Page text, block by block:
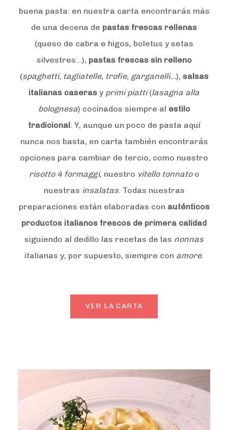
buena pasta: en nuestra carta encontrarás más
de una decena de pastas frescas rellenas
(queso de cabra e higos, boletus y setas
silvestres…), pastas frescas sin relleno
(spaghetti, tagliatelle, trofie, garganelli…), salsas
italianas caseras y primi piatti(lasagna alla
bolognesa) cocinados siempre al estilo
tradicional. Y, aunque un poco de pasta aquí
nunca nos basta, en carta también encontrarás
opciones para cambiar de tercio, como nuestro
risotto 4 formaggi, nuestro vitello tonnatoo
nuestras insalatas. Todas nuestras
preparaciones están elaboradas con auténticos
productos italianos frescos de primera calidad
siguiendo al dedillo las recetas de las nonnas
italianas y, por supuesto, siempre con amore.
VER LA CARTA